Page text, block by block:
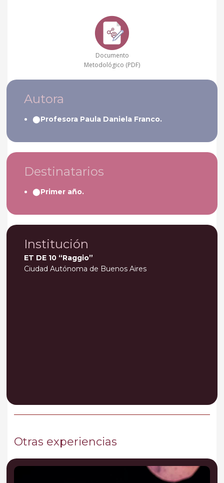
Documento
Metodológico (PDF)
Autora
Profesora Paula Daniela Franco.
Destinatarios
Primer año.
Institución
ET DE 10 “Raggio”
Ciudad Autónoma de Buenos Aires
Otras experiencias